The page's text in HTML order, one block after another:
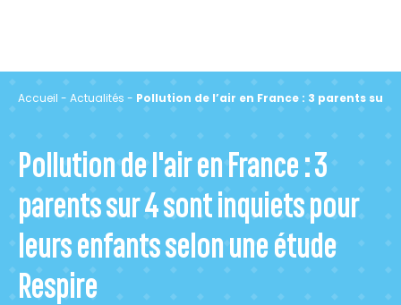
Accueil - Actualités - Pollution de l’air en France : 3 parents
Pollution de l'air en France : 3
parents sur 4 sont inquiets pour
leurs enfants selon une étude
Respire